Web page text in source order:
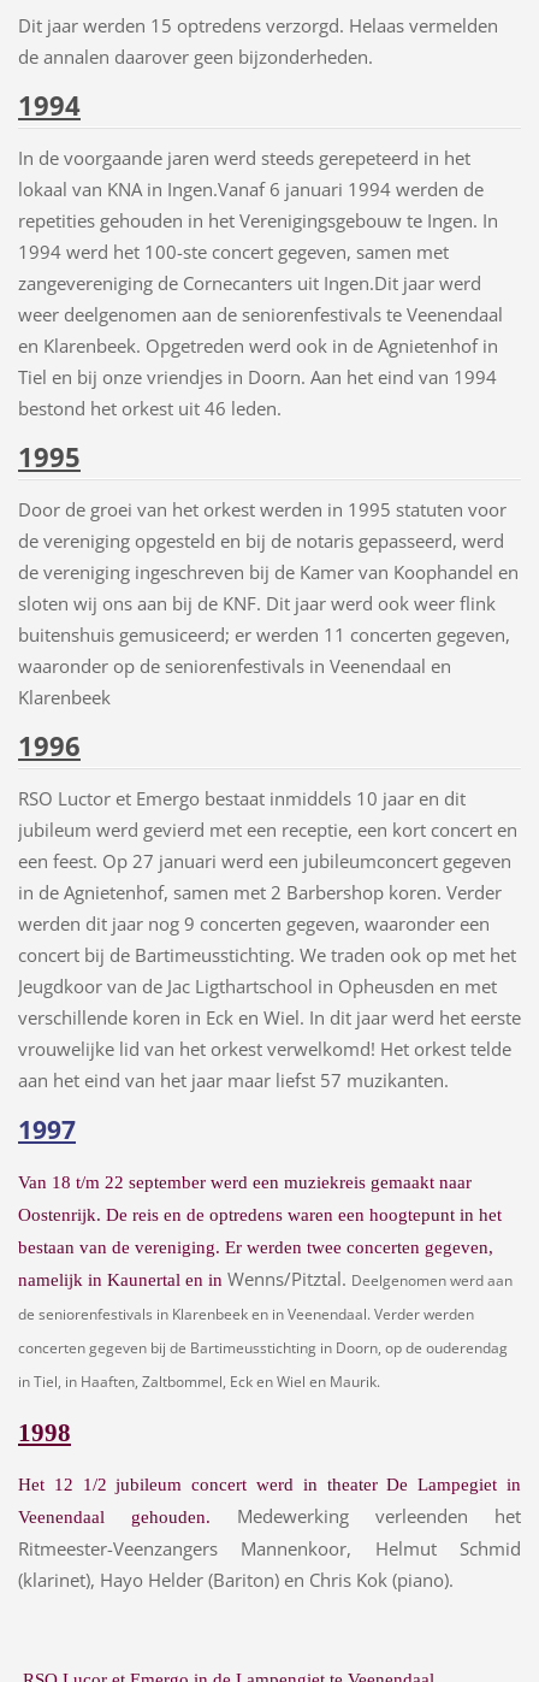
Dit jaar werden 15 optredens verzorgd. Helaas vermelden
de annalen daarover geen bijzonderheden.
1994
In de voorgaande jaren werd steeds gerepeteerd in het
lokaal van KNA in Ingen.Vanaf 6 januari 1994 werden de
repetities gehouden in het Verenigingsgebouw te Ingen. In
1994 werd het 100-ste concert gegeven, samen met
zangevereniging de Cornecanters uit Ingen.Dit jaar werd
weer deelgenomen aan de seniorenfestivals te Veenendaal
en Klarenbeek. Opgetreden werd ook in de Agnietenhof in
Tiel en bij onze vriendjes in Doorn. Aan het eind van 1994
bestond het orkest uit 46 leden.
1995
Door de groei van het orkest werden in 1995 statuten voor
de vereniging opgesteld en bij de notaris gepasseerd, werd
de vereniging ingeschreven bij de Kamer van Koophandel en
sloten wij ons aan bij de KNF. Dit jaar werd ook weer flink
buitenshuis gemusiceerd; er werden 11 concerten gegeven,
waaronder op de seniorenfestivals in Veenendaal en
Klarenbeek
1996
RSO Luctor et Emergo bestaat inmiddels 10 jaar en dit
jubileum werd gevierd met een receptie, een kort concert en
een feest. Op 27 januari werd een jubileumconcert gegeven
in de Agnietenhof, samen met 2 Barbershop koren. Verder
werden dit jaar nog 9 concerten gegeven, waaronder een
concert bij de Bartimeusstichting. We traden ook op met het
Jeugdkoor van de Jac Ligthartschool in Opheusden en met
verschillende koren in Eck en Wiel. In dit jaar werd het eerste
vrouwelijke lid van het orkest verwelkomd! Het orkest telde
aan het eind van het jaar maar liefst 57 muzikanten.
1997
Van 18 t/m 22 september werd een muziekreis gemaakt naar
Oostenrijk. De reis en de optredens waren een hoogtepunt in het
bestaan van de vereniging. Er werden twee concerten gegeven,
namelijk in Kaunertal en in Wenns/Pitztal. Deelgenomen werd aan
de seniorenfestivals in Klarenbeek en in Veenendaal. Verder werden
concerten gegeven bij de Bartimeusstichting in Doorn, op de ouderendag
in Tiel, in Haaften, Zaltbommel, Eck en Wiel en Maurik.
1998
Het 12 1/2 jubileum concert werd in theater De Lampegiet in
Veenendaal gehouden. Medewerking verleenden het
Ritmeester-Veenzangers Mannenkoor, Helmut Schmid
(klarinet), Hayo Helder (Bariton) en Chris Kok (piano).